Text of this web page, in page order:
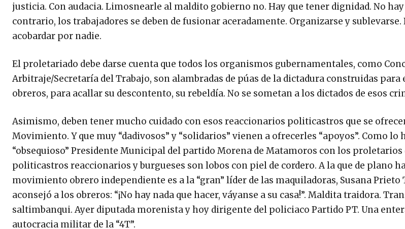
justicia. Con audacia. Limosnearle al maldito gobierno no. Hay que tener dignidad. No hay
contrario, los trabajadores se deben de fusionar aceradamente. Organizarse y sublevarse.
acobardar por nadie.
El proletariado debe darse cuenta que todos los organismos gubernamentales, como
Arbitraje/Secretaría del Trabajo, son alambradas de púas de la dictadura construidas para
obreros, para acallar su descontento, su rebeldía. No se sometan a los dictados de esos
Asimismo, deben tener mucho cuidado con esos reaccionarios politicastros que se
Movimiento. Y que muy “dadivosos” y “solidarios” vienen a ofrecerles “apoyos”. Como lo
“obsequioso” Presidente Municipal del partido Morena de Matamoros con los proletarios
politicastros reaccionarios y burgueses son lobos con piel de cordero. A la que de plano
movimiento obrero independiente es a la “gran” líder de las maquiladoras, Susana Prieto
aconsejó a los obreros: “¡No hay nada que hacer, váyanse a su casa!”. Maldita traidora.
saltimbanqui. Ayer diputada morenista y hoy dirigente del policiaco Partido PT. Una
autocracia militar de la “4T”.